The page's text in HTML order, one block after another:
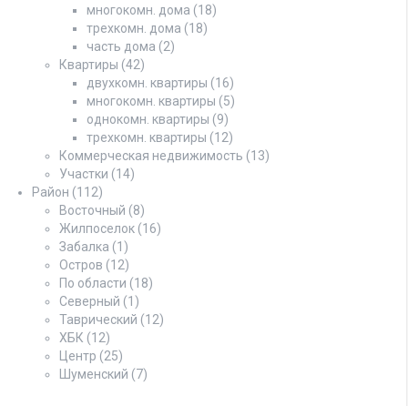
многокомн. дома (18)
трехкомн. дома (18)
часть дома (2)
Квартиры (42)
двухкомн. квартиры (16)
многокомн. квартиры (5)
однокомн. квартиры (9)
трехкомн. квартиры (12)
Коммерческая недвижимость (13)
Участки (14)
Район (112)
Восточный (8)
Жилпоселок (16)
Забалка (1)
Остров (12)
По области (18)
Северный (1)
Таврический (12)
ХБК (12)
Центр (25)
Шуменский (7)